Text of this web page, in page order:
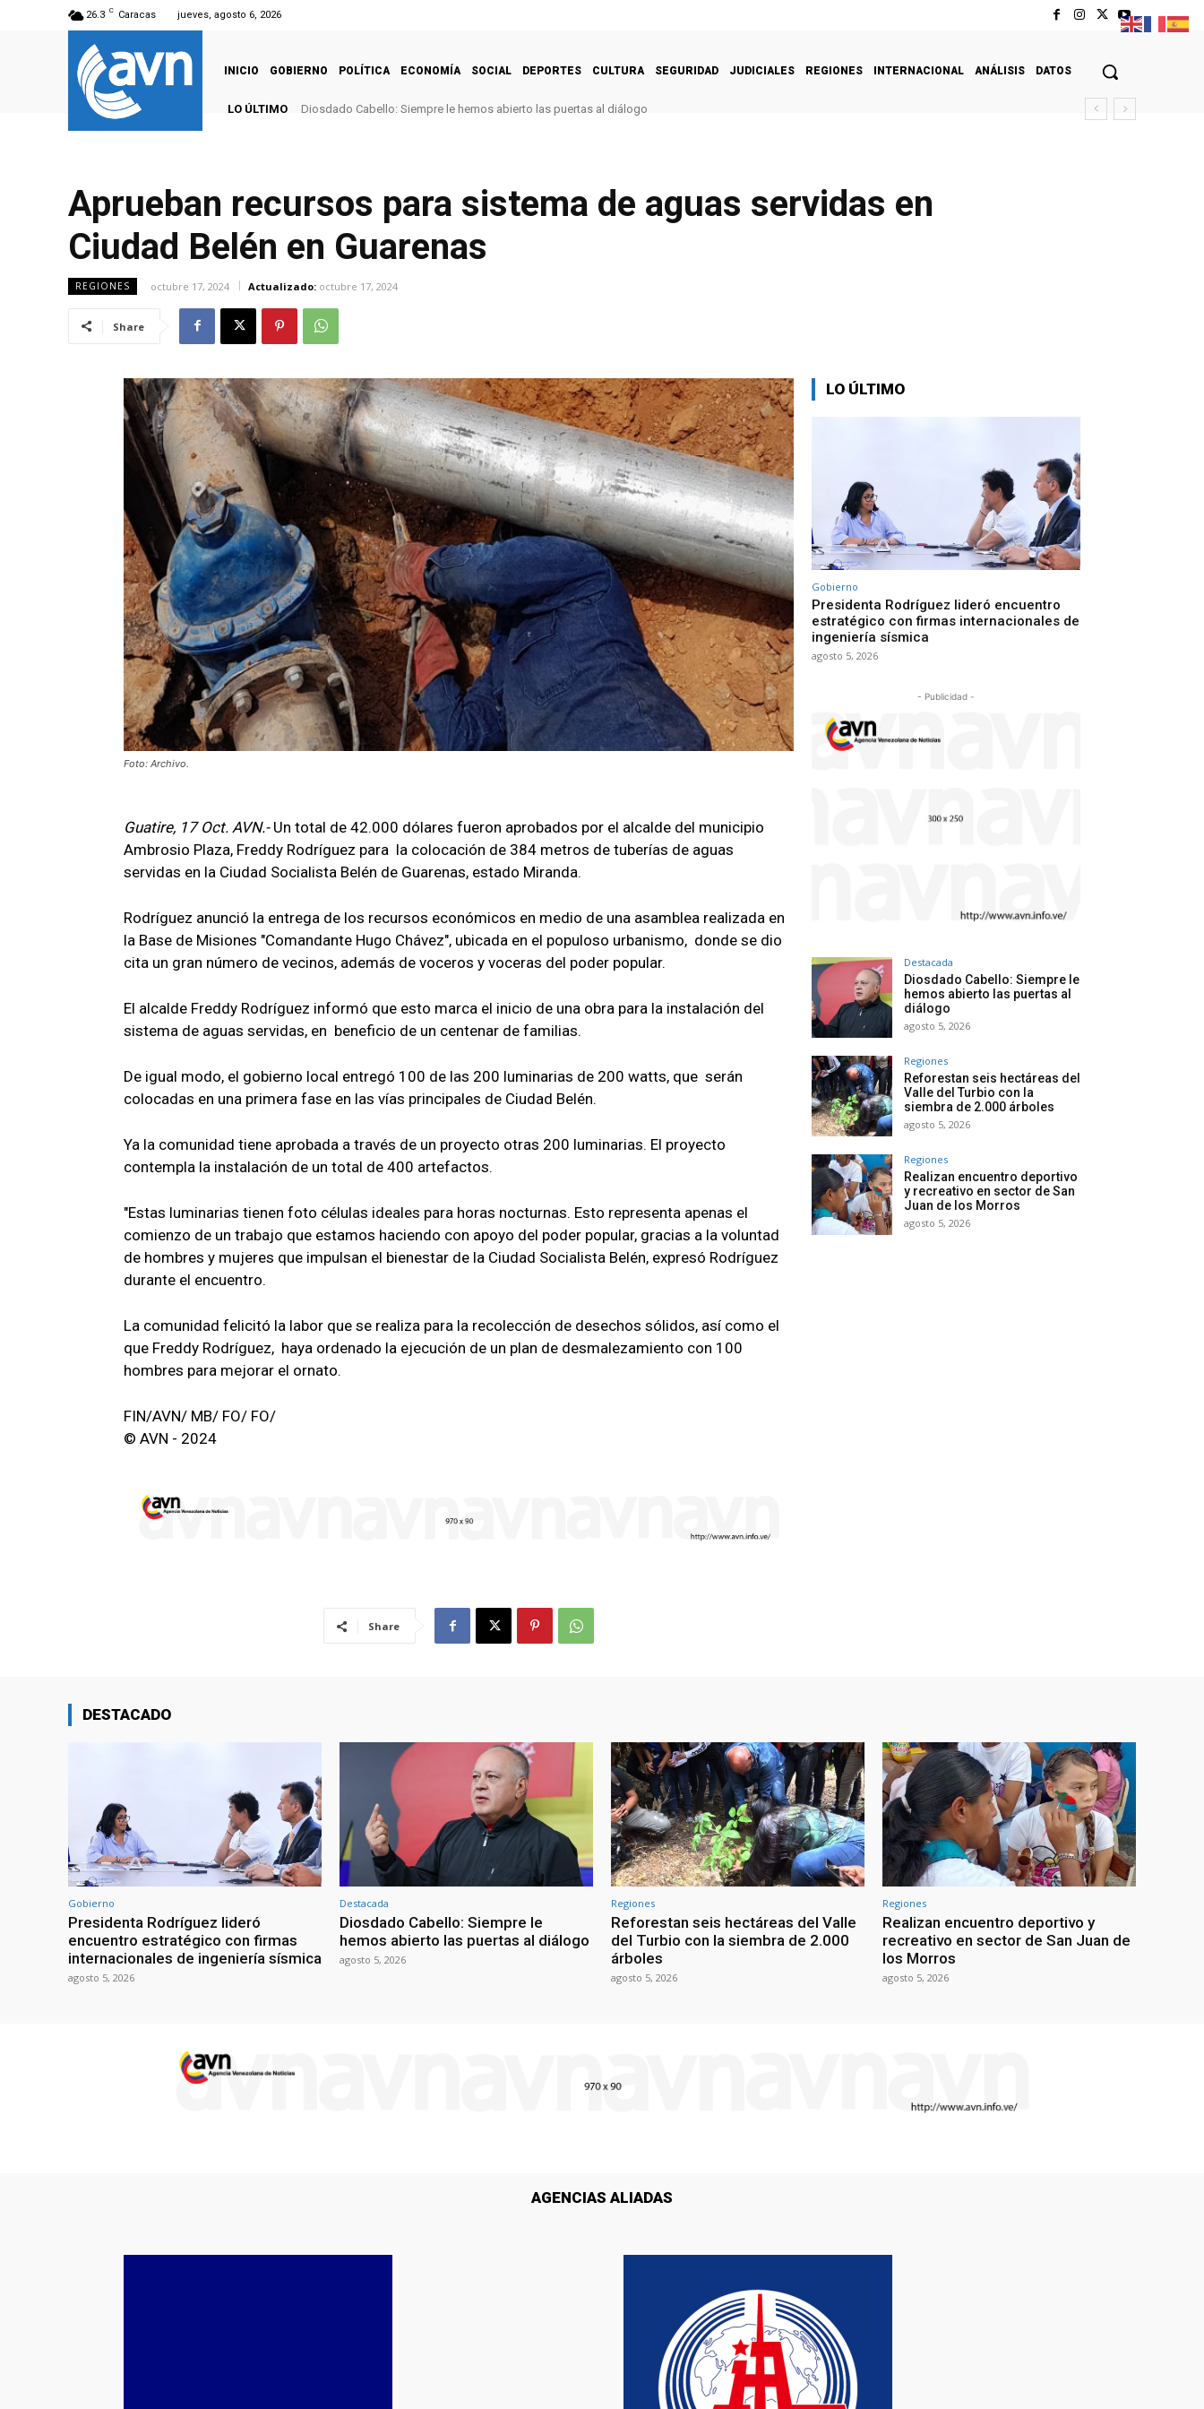
26.3 C Caracas jueves, agosto 6, 2026
INICIO GOBIERNO POLÍTICA ECONOMÍA SOCIAL DEPORTES CULTURA SEGURIDAD JUDICIALES REGIONES INTERNACIONAL ANÁLISIS DATOS
LO ÚLTIMO Diosdado Cabello: Siempre le hemos abierto las puertas al diálogo
Aprueban recursos para sistema de aguas servidas en
Ciudad Belén en Guarenas
REGIONES octubre 17, 2024 Actualizado: octubre 17, 2024
Share
Foto: Archivo.
Guatire, 17 Oct. AVN.- Un total de 42.000 dólares fueron aprobados por el alcalde del municipio
Ambrosio Plaza, Freddy Rodríguez para la colocación de 384 metros de tuberías de aguas
servidas en la Ciudad Socialista Belén de Guarenas, estado Miranda.
Rodríguez anunció la entrega de los recursos económicos en medio de una asamblea realizada en
la Base de Misiones "Comandante Hugo Chávez", ubicada en el populoso urbanismo, donde se dio
cita un gran número de vecinos, además de voceros y voceras del poder popular.
El alcalde Freddy Rodríguez informó que esto marca el inicio de una obra para la instalación del
sistema de aguas servidas, en beneficio de un centenar de familias.
De igual modo, el gobierno local entregó 100 de las 200 luminarias de 200 watts, que serán
colocadas en una primera fase en las vías principales de Ciudad Belén.
Ya la comunidad tiene aprobada a través de un proyecto otras 200 luminarias. El proyecto
contempla la instalación de un total de 400 artefactos.
"Estas luminarias tienen foto células ideales para horas nocturnas. Esto representa apenas el
comienzo de un trabajo que estamos haciendo con apoyo del poder popular, gracias a la voluntad
de hombres y mujeres que impulsan el bienestar de la Ciudad Socialista Belén, expresó Rodríguez
durante el encuentro.
La comunidad felicitó la labor que se realiza para la recolección de desechos sólidos, así como el
que Freddy Rodríguez, haya ordenado la ejecución de un plan de desmalezamiento con 100
hombres para mejorar el ornato.
FIN/AVN/ MB/ FO/ FO/
© AVN - 2024
Share
LO ÚLTIMO
Gobierno
Presidenta Rodríguez lideró encuentro
estratégico con firmas internacionales de
ingeniería sísmica
agosto 5, 2026
- Publicidad -
Destacada
Diosdado Cabello: Siempre le
hemos abierto las puertas al
diálogo
agosto 5, 2026
Regiones
Reforestan seis hectáreas del
Valle del Turbio con la
siembra de 2.000 árboles
agosto 5, 2026
Regiones
Realizan encuentro deportivo
y recreativo en sector de San
Juan de los Morros
agosto 5, 2026
DESTACADO
Gobierno
Presidenta Rodríguez lideró
encuentro estratégico con firmas
internacionales de ingeniería sísmica
agosto 5, 2026
Destacada
Diosdado Cabello: Siempre le
hemos abierto las puertas al diálogo
agosto 5, 2026
Regiones
Reforestan seis hectáreas del Valle
del Turbio con la siembra de 2.000
árboles
agosto 5, 2026
Regiones
Realizan encuentro deportivo y
recreativo en sector de San Juan de
los Morros
agosto 5, 2026
AGENCIAS ALIADAS